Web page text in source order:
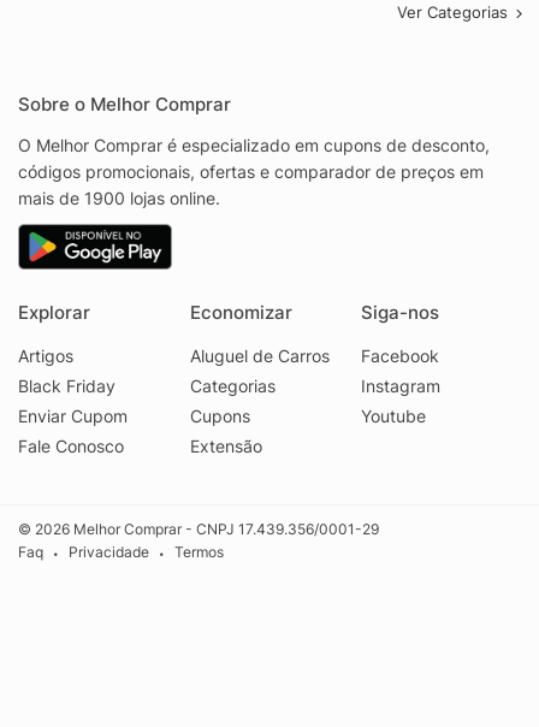
Ver Categorias
Sobre o Melhor Comprar
O Melhor Comprar é especializado em cupons de desconto,
códigos promocionais, ofertas e comparador de preços em
mais de 1900 lojas online.
Explorar
Artigos
Black Friday
Enviar Cupom
Fale Conosco
Economizar
Aluguel de Carros
Categorias
Cupons
Extensão
Siga-nos
Facebook
Instagram
Youtube
© 2026 Melhor Comprar - CNPJ 17.439.356/0001-29
Faq
• Privacidade • Termos